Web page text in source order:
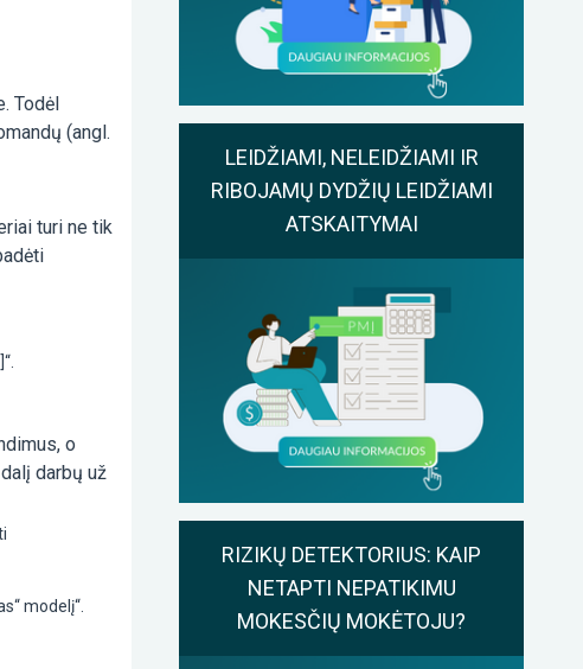
Todėl
(angl.
turi ne tik
o
darbų už
modelį“.
LEIDŽIAMI, NELEIDŽIAMI IR
RIBOJAMŲ DYDŽIŲ LEIDŽIAMI
ATSKAITYMAI
RIZIKŲ DETEKTORIUS: KAIP
NETAPTI NEPATIKIMU
MOKESČIŲ MOKĖTOJU?